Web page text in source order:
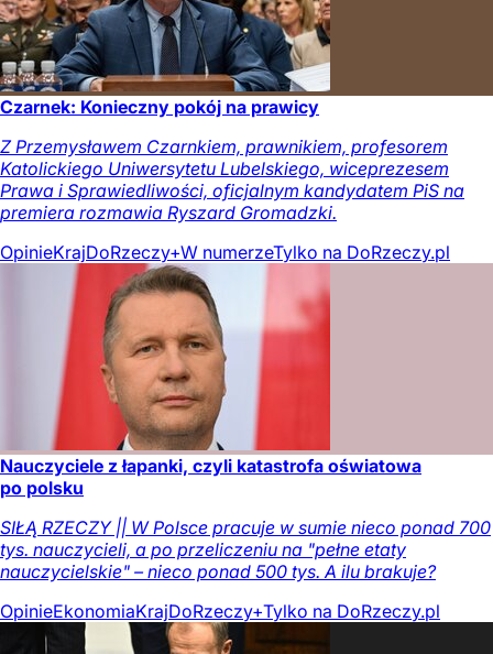
Czarnek: Konieczny pokój na prawicy
Z Przemysławem Czarnkiem, prawnikiem, profesorem
Katolickiego Uniwersytetu Lubelskiego, wiceprezesem
Prawa i Sprawiedliwości, oficjalnym kandydatem PiS na
premiera rozmawia Ryszard Gromadzki.
OpinieKrajDoRzeczy+W numerzeTylko na DoRzeczy.pl
Nauczyciele z łapanki, czyli katastrofa oświatowa
po polsku
SIŁĄ RZECZY || W Polsce pracuje w sumie nieco ponad 700
tys. nauczycieli, a po przeliczeniu na "pełne etaty
nauczycielskie" – nieco ponad 500 tys. A ilu brakuje?
OpinieEkonomiaKrajDoRzeczy+Tylko na DoRzeczy.pl